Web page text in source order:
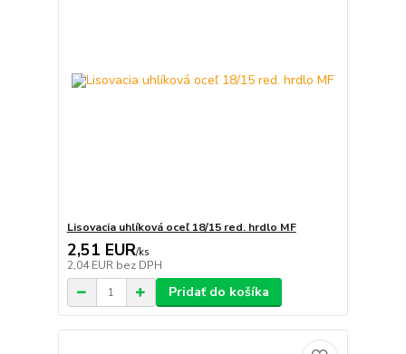
Lisovacia uhlíková oceľ 18/15 red. hrdlo MF
2,51 EUR/ks
2,04 EUR bez DPH
Pridať do košíka